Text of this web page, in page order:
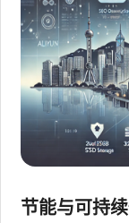
节能与可持